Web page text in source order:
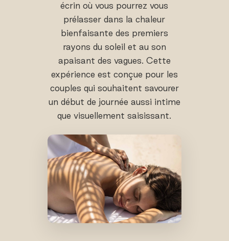
écrin où vous pourrez vous
prélasser dans la chaleur
bienfaisante des premiers
rayons du soleil et au son
apaisant des vagues. Cette
expérience est conçue pour les
couples qui souhaitent savourer
un début de journée aussi intime
que visuellement saisissant.